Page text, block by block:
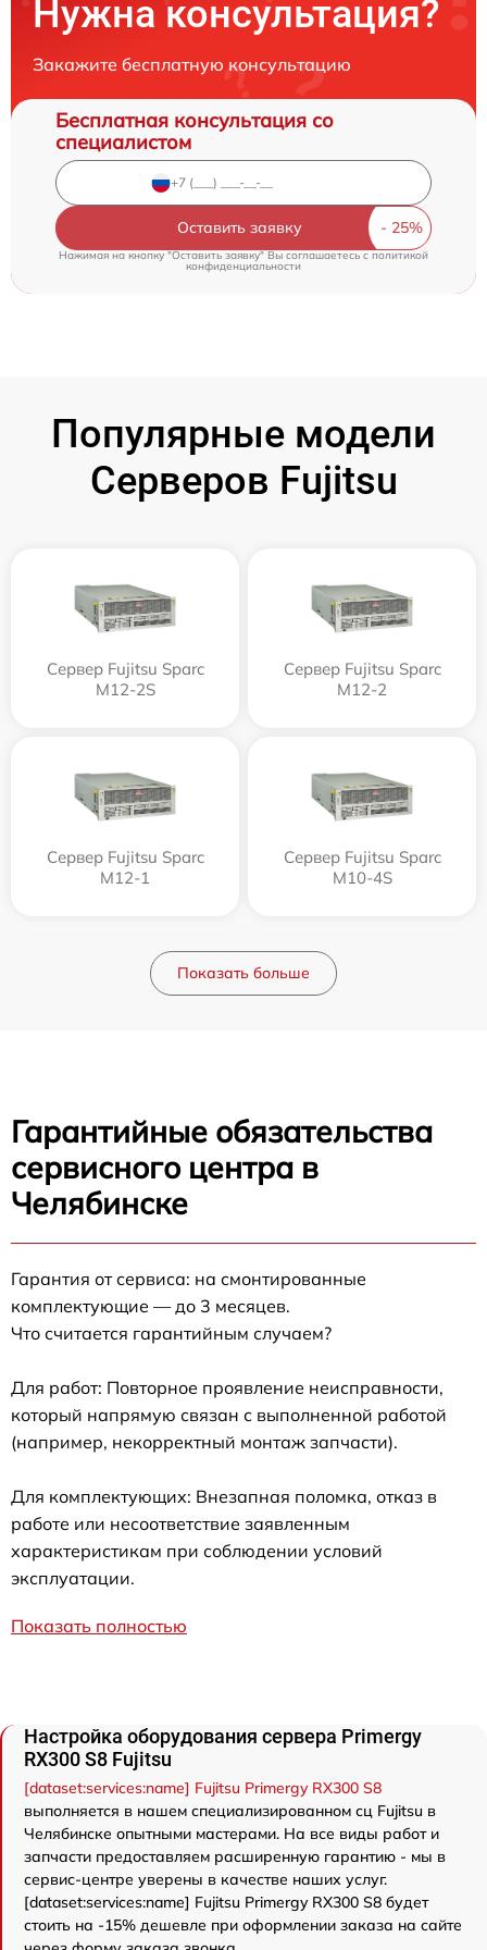
Нужна консультация?
Закажите бесплатную консультацию
Бесплатная консультация со
специалистом
Оставить заявку
Нажимая на кнопку "Оставить заявку" Вы соглашаетесь cполитикой
конфиденциальности
Популярные модели
Серверов Fujitsu
Сервер Fujitsu Sparc
M12-2S
Сервер Fujitsu Sparc
M12-2
Сервер Fujitsu Sparc
M12-1
Сервер Fujitsu Sparc
M10-4S
Показать больше
Гарантийные обязательства
сервисного центра в
Челябинске
Гарантия от сервиса: на смонтированные
комплектующие — до 3 месяцев.
Что считается гарантийным случаем?
Для работ: Повторное проявление неисправности,
который напрямую связан с выполненной работой
(например, некорректный монтаж запчасти).
Для комплектующих: Внезапная поломка, отказ в
работе или несоответствие заявленным
характеристикам при соблюдении условий
эксплуатации.
Показать полностью
Настройка оборудования сервера Primergy
RX300 S8 Fujitsu
[dataset:services:name] Fujitsu Primergy RX300 S8
выполняется в нашем специализированном сц Fujitsu в
Челябинске опытными мастерами. На все виды работ и
запчасти предоставляем расширенную гарантию - мы в
сервис-центре уверены в качестве наших услуг.
[dataset:services:name] Fujitsu Primergy RX300 S8 будет
стоить на -15% дешевле при оформлении заказа на сайте